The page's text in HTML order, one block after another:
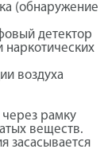
(обнаружение
детектор
наркотических
воздуха
рамку
веществ.
засасывается